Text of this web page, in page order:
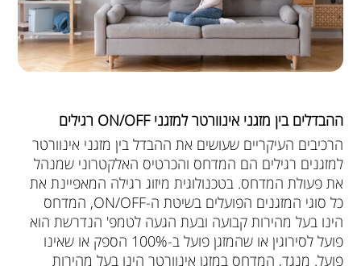
ההבדלים בין מזגני אינוורטר למזגני ON/OFF רגילים
הרכיבים העיקריים שעושים את ההבדל בין מזגני אינוורטר
למזגנים רגילים הם המדחס והכרטיס האלקטרוני שמנהל
את פעולת המדחס. בטכנולוגית מיזוג רגילה המאפיינת את
כל סוגי המזגנים הפועלים בשיטת ה-ON/OFF, המדחס
הינו בעל מהירות קבועה ובעת הגעה לטמפ' הנדרשת הוא
פועל לסירוגין או שהמזגן פועל ב-100% הספק או שאינו
פועל. מנגד, המדחס במזגן אינוורטר הינו בעל מהירות